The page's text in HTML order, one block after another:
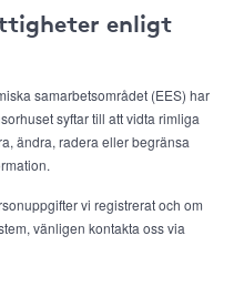
enligt
samarbetsområdet (EES) har
syftar till att vidta rimliga
ändra, radera eller begränsa
vi registrerat och om
vänligen kontakta oss via